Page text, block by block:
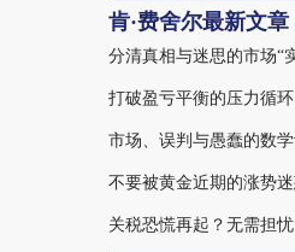
肯·费舍尔最新文章
分清真相与迷思的市场“
打破盈亏平衡的压力循环
市场、误判与愚蠢的数
不要被黄金近期的涨势
关税恐慌再起？无需担忧